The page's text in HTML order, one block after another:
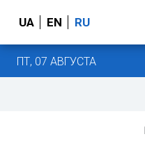
UA EN RU
ПТ, 07 АВГУСТА